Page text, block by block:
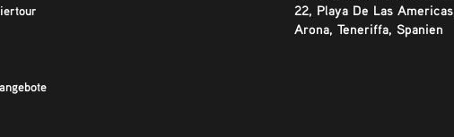
22, Playa De Las Americas,
Arona, Teneriffa, Spanien